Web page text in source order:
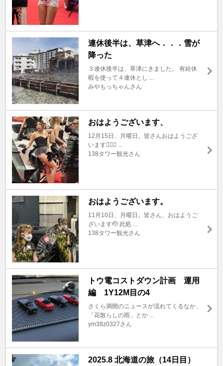
連休後半は、草津へ．．．雪が
降った
３連休後半は、草津にきました。 有給休
暇を使って４連休とし ...
みやもっちゃんさん
おはようございます、
12月15日、月曜日。皆さんおはようござ
います🙇🏼‍♂ ...
138タワー観光さん
おはようございます。
11月10日、月曜日。皆さん、おはようご
ざいます🫡 此処 ...
138タワー観光さん
トウ電コストダウン計画 運用
編 1Y12M目の4
さくら満開のニュースが流れてくるなか、
「花散らしの雨」とか ...
ym38z0327さん
2025.8 北海道の旅（14日目）